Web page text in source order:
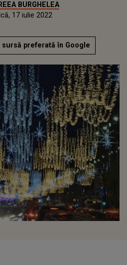
BURGHELEA
17 iulie 2022
sursă preferată în Google